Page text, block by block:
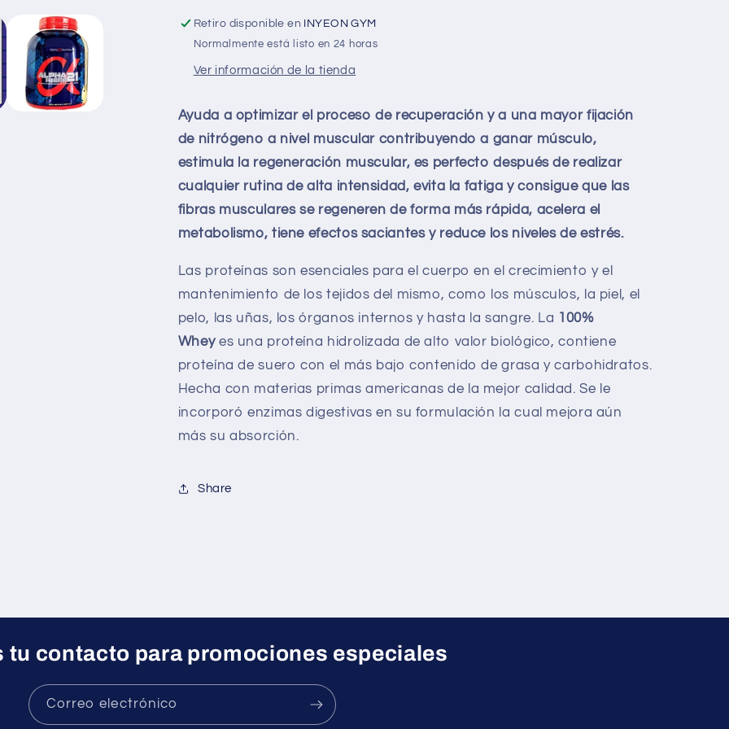
Retiro disponible en INYEON GYM
Normalmente está listo en 24 horas
Ver información de la tienda
Ayuda a optimizar el proceso de recuperación y a una mayor fijación
de nitrógeno a nivel muscular contribuyendo a ganar músculo,
estimula la regeneración muscular, es perfecto después de realizar
cualquier rutina de alta intensidad, evita la fatiga y consigue que las
fibras musculares se regeneren de forma más rápida, acelera el
metabolismo, tiene efectos saciantes y reduce los niveles de estrés.
Las proteínas son esenciales para el cuerpo en el crecimiento y el
mantenimiento de los tejidos del mismo, como los músculos, la piel, el
pelo, las uñas, los órganos internos y hasta la sangre. La 100%
Wheyes una proteína hidrolizada de alto valor biológico, contiene
proteína de suero con el más bajo contenido de grasa y carbohidratos.
Hecha con materias primas americanas de la mejor calidad. Se le
incorporó enzimas digestivas en su formulación la cual mejora aún
más su absorción.
Share
tu contacto para promociones especiales
Correo electrónico